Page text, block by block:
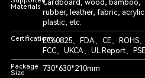
Materials
Cardboard, wood, bamboo,
rubber, leather, fabric, acrylic,
plastic, etc.
CertificationsEC60825、FDA、CE、ROHS、
FCC、UKCA、UL Report、PSE
Package
Size
730*630*210mm